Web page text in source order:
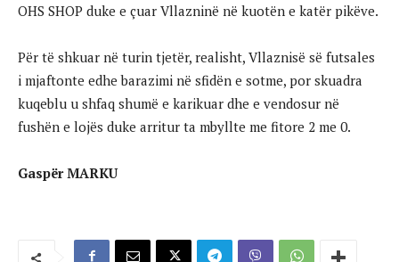
OHS SHOP duke e çuar Vllazninë në kuotën e katër pikëve.
Për të shkuar në turin tjetër, realisht, Vllaznisë së futsales
i mjaftonte edhe barazimi në sfidën e sotme, por skuadra
kuqeblu u shfaq shumë e karikuar dhe e vendosur në
fushën e lojës duke arritur ta mbyllte me fitore 2 me 0.
Gaspër MARKU